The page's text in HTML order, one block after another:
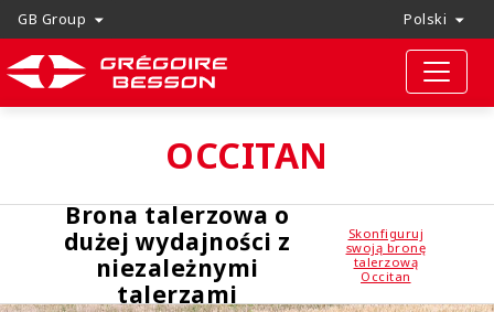
GB Group Polski
OCCITAN
Brona talerzowa o
dużej wydajności z
niezależnymi
talerzami
Skonfiguruj
swoją bronę
talerzową
Occitan